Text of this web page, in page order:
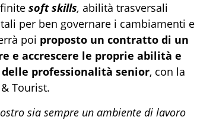
soft skills, abilità trasversali
per ben governare i cambiamenti e
poi proposto un contratto di un
e accrescere le proprie abilità e
delle professionalità senior, con la
Tourist.
sia sempre un ambiente di lavoro